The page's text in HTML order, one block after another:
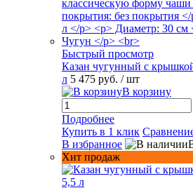
Быстрый просмотр
Казан чугунный с
л 5 475 руб. / шт
В корзину
Подробнее
Купить в 1 клик
В избранное
Хит продаж